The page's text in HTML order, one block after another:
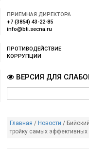
ПРИЕМНАЯ ДИРЕКТОРА
+7 (3854) 43-22-85
info@bti.secna.ru
ПРОТИВОДЕЙСТВИЕ
КОРРУПЦИИ
ВЕРСИЯ ДЛЯ
Главная / Новости /
тройку самых эффективных